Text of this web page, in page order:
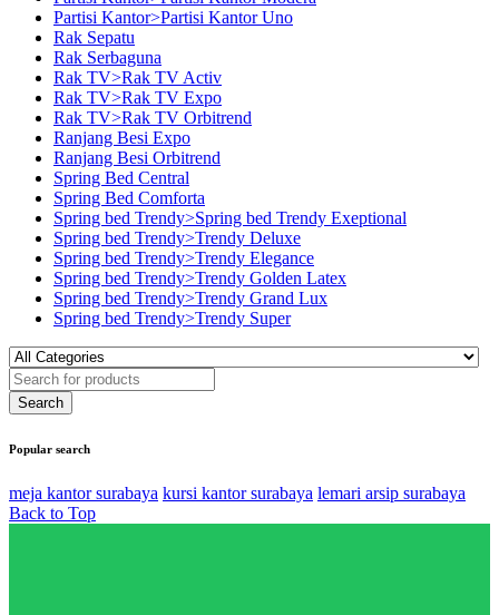
Partisi Kantor>Partisi Kantor Uno
Rak Sepatu
Rak Serbaguna
Rak TV>Rak TV Activ
Rak TV>Rak TV Expo
Rak TV>Rak TV Orbitrend
Ranjang Besi Expo
Ranjang Besi Orbitrend
Spring Bed Central
Spring Bed Comforta
Spring bed Trendy>Spring bed Trendy Exeptional
Spring bed Trendy>Trendy Deluxe
Spring bed Trendy>Trendy Elegance
Spring bed Trendy>Trendy Golden Latex
Spring bed Trendy>Trendy Grand Lux
Spring bed Trendy>Trendy Super
Popular search
meja kantor surabaya kursi kantor surabaya lemari arsip surabaya
Back to Top